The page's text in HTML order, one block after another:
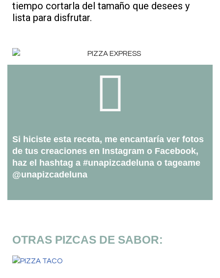
tiempo cortarla del tamaño que desees y
lista para disfrutar.
Si hiciste esta receta, me encantaría ver fotos
de tus creaciones en Instagram o Facebook,
haz el hashtag a #unapizcadeluna o tageame
@unapizcadeluna
OTRAS PIZCAS DE SABOR: